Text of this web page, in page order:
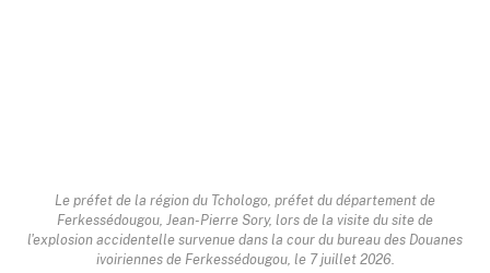
Le préfet de la région du Tchologo, préfet du département de
Ferkessédougou, Jean-Pierre Sory, lors de la visite du site de
l'explosion accidentelle survenue dans la cour du bureau des Douanes
ivoiriennes de Ferkessédougou, le 7 juillet 2026.